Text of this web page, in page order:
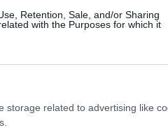
Retention, Sale, and/or Sharing
with the Purposes for which it
storage related to advertising like
amit a
rendkívül